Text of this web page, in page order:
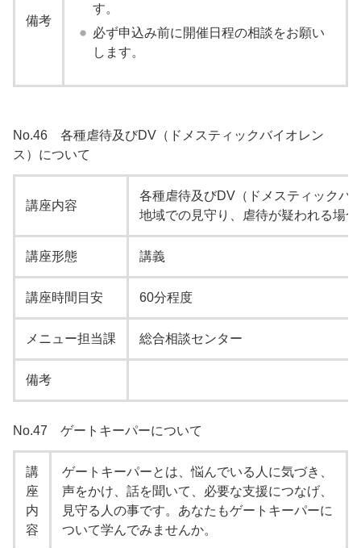
備考
す。
必ず申込み前に開催日程の相談をお願い
します。
No.46 各種虐待及びDV（ドメスティックバイオレン
ス）について
講座内容
各種虐待及びDV（ドメスティックバ
地域での見守り、虐待が疑われる場
講座形態 講義
講座時間目安 60分程度
メニュー担当課 総合相談センター
備考
No.47 ゲートキーパーについて
講
座
内
容
ゲートキーパーとは、悩んでいる人に気づき、
声をかけ、話を聞いて、必要な支援につなげ、
見守る人の事です。あなたもゲートキーパーに
ついて学んでみませんか。